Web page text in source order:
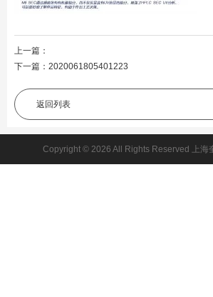
上一篇：
下一篇： 2020061805401223
返回列表
Copyright © 2026 All Rights Reserved 上海